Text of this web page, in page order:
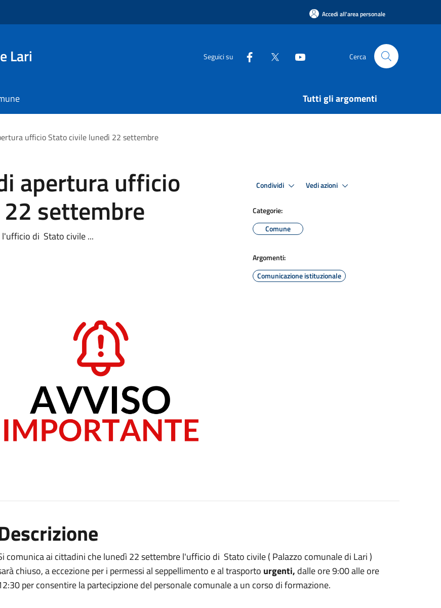
Accedi all'area personale
Lari Seguici su Cerca
Tutti gli argomenti
ufficio Stato civile lunedì 22 settembre
apertura ufficio
settembre
di Stato civile ...
Condividi Vedi azioni
Categorie:
Comune
Argomenti:
Comunicazione istituzionale
comunica ai cittadini che lunedì 22 settembre l'ufficio di Stato civile ( Palazzo comunale di Lari )
chiuso, a eccezione per i permessi al seppellimento e al trasporto urgenti, dalle ore 9:00 alle ore
per consentire la partecipzione del personale comunale a un corso di formazione.